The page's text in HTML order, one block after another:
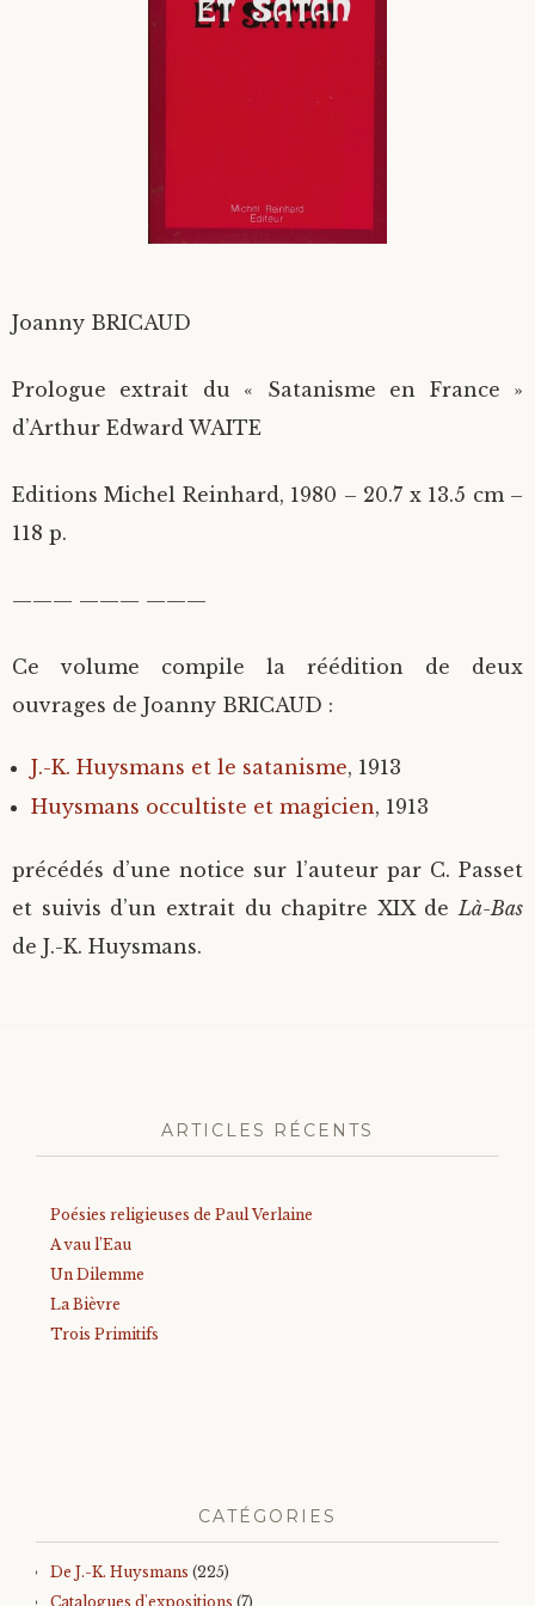
Joanny BRICAUD
Prologue extrait du « Satanisme en France »
d’Arthur Edward WAITE
Editions Michel Reinhard, 1980 – 20.7 x 13.5 cm –
118 p.
——— ——— ———
Ce volume compile la réédition de deux
ouvrages de Joanny BRICAUD :
J.-K. Huysmans et le satanisme, 1913
Huysmans occultiste et magicien, 1913
précédés d’une notice sur l’auteur par C. Passet
et suivis d’un extrait du chapitre XIX de Là-Bas
de J.-K. Huysmans.
ARTICLES RÉCENTS
Poésies religieuses de Paul Verlaine
A vau l’Eau
Un Dilemme
La Bièvre
Trois Primitifs
CATÉGORIES
De J.-K. Huysmans (225)
Catalogues d'expositions (7)